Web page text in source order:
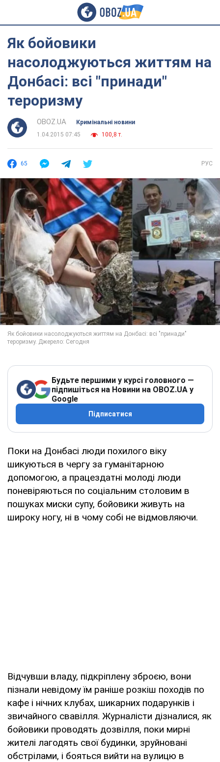
Як бойовики
насолоджуються життям на
Донбасі: всі "принади"
тероризму
OBOZ.UA
Кримінальні новини
1.04.2015 07:45
100,8 т.
65 РУС
Будьте першими у курсі головного —
підпишіться на Новини на OBOZ.UA у
Google
Підписатися
Поки на Донбасі люди похилого віку
шикуються в чергу за гуманітарною
допомогою, а працездатні молоді люди
поневіряються по соціальним столовим в
пошуках миски супу, бойовики живуть на
широку ногу, ні в чому собі не відмовляючи.
Відчувши владу, підкріплену зброєю, вони
пізнали невідому їм раніше розкіш походів по
кафе і нічних клубах, шикарних подарунків і
звичайного свавілля. Журналісти дізналися, як
бойовики проводять дозвілля, поки мирні
жителі лагодять свої будинки, зруйновані
обстрілами, і бояться вийти на вулицю в